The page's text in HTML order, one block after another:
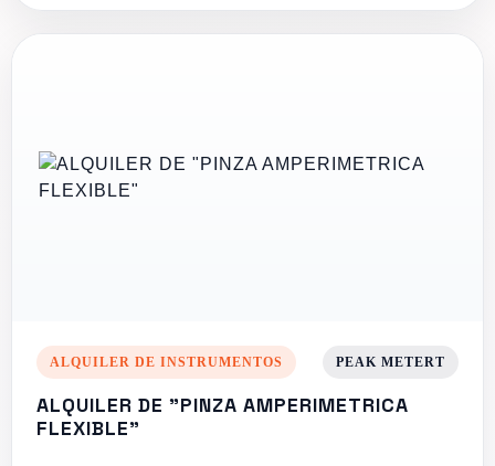
ALQUILER DE INSTRUMENTOS PEAK METERT
ALQUILER DE "PINZA AMPERIMETRICA
FLEXIBLE"